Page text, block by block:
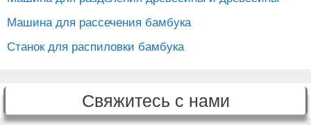
Машина для рассечения бамбука
Станок для распиловки бамбука
Свяжитесь с нами